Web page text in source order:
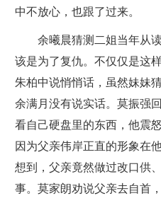
中不放心，也跟了过来。
余曦晨猜测二姐当年从
该是为了复仇。不仅仅是这
朱柏中说悄悄话，虽然妹妹
余满月没有说实话。莫振强
看自己硬盘里的东西，他震
因为父亲伟岸正直的形象在
想到，父亲竟然做过改口供
事。莫家朗劝说父亲去自首